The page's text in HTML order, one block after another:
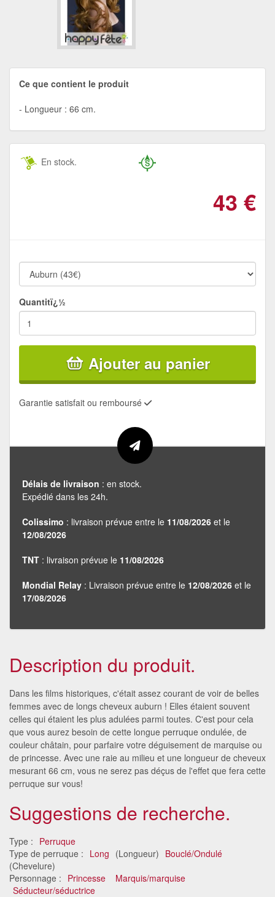
Ce que contient le produit
Longueur : 66 cm.
En stock.
43 €
Quantitï¿½
Ajouter au panier
Garantie satisfait ou remboursé
Délais de livraison : en stock.
Expédié dans les 24h.
Colissimo : livraison prévue entre le 11/08/2026 et le
12/08/2026
TNT : livraison prévue le 11/08/2026
Mondial Relay : Livraison prévue entre le 12/08/2026 et le
17/08/2026
Description du produit.
Dans les films historiques, c'était assez courant de voir de belles
femmes avec de longs cheveux auburn ! Elles étaient souvent
celles qui étaient les plus adulées parmi toutes. C'est pour cela
que vous aurez besoin de cette longue perruque ondulée, de
couleur châtain, pour parfaire votre déguisement de marquise ou
de princesse. Avec une raie au milieu et une longueur de cheveux
mesurant 66 cm, vous ne serez pas déçus de l'effet que fera cette
perruque sur vous!
Suggestions de recherche.
Type : Perruque
Type de perruque : Long (Longueur) Bouclé/Ondulé
(Chevelure)
Personnage : Princesse
Marquis/marquise
Séducteur/séductrice